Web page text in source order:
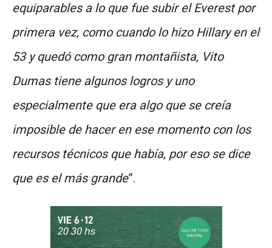
equiparables a lo que fue subir el Everest por
primera vez, como cuando lo hizo Hillary en el
53 y quedó como gran montañista, Vito
Dumas tiene algunos logros y uno
especialmente que era algo que se creía
imposible de hacer en ese momento con los
recursos técnicos que había, por eso se dice
que es el más grande”.